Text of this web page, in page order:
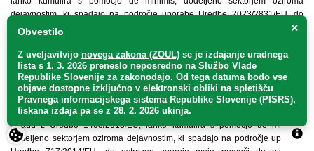
dejavnostim, ki spadajo na področje uporabe Uredbe 2023/2831/EU, do
zgornje meje pomoči de minimis, določene v Uredbi 2023/2831/EU, če
proizvodnja ne prejema pomoči de minimis, dodeljene v skladu z Uredbo
2023/2831/EU.
Če je podjetje dejavno v primarni kmetijski proizvodnji in je poleg tega
dejavno tudi v primarni proizvodnji ribiških proizvodov in proizvodov iz
akvakulture, se pomoč de minimis, dodeljena primarni kmetijski proizvodnji v
skladu z Uredbo 1408/2013/EU, lahko kumulira s pomočjo de minimis,
dodeljeno sektorjem oziroma dejavnostim, ki spadajo na področje uporabe
×
Obvestilo
Z uveljavitvijo novega zakona (ZOUL) se je izdajanje uradnega
lista s 1. 3. 2026 preneslo neposredno na Službo Vlade
Republike Slovenije za zakonodajo. Od tega datuma bodo vse
objave dostopne izključno v elektronski obliki na spletišču
Pravnega informacijskega sistema Republike Slovenije (PISRS),
tiskana izdaja pa se z 28. 2. 2026 ukinja.